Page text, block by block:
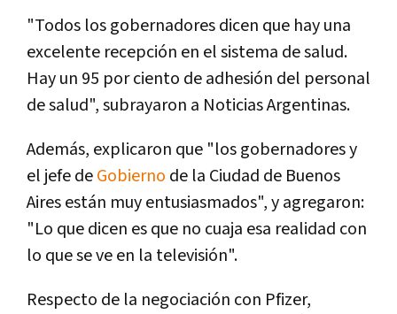
"Todos los gobernadores dicen que hay una
excelente recepción en el sistema de salud.
Hay un 95 por ciento de adhesión del personal
de salud", subrayaron a Noticias Argentinas.
Además, explicaron que "los gobernadores y
el jefe deGobierno de la Ciudad de Buenos
Aires están muy entusiasmados", y agregaron:
"Lo que dicen es que no cuaja esa realidad con
lo que se ve en la televisión".
Respecto de la negociación con Pfizer,